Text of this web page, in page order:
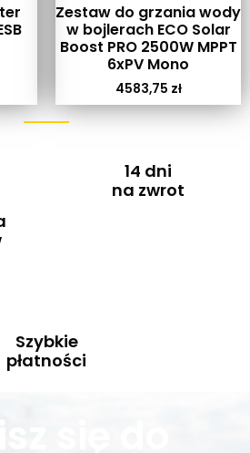
Zestaw do grzania wody
w bojlerach ECO Solar
Boost PRO 2500W MPPT
6xPV Mono
4583,75 zł
14 dni
na zwrot
Szybkie
płatności
się do